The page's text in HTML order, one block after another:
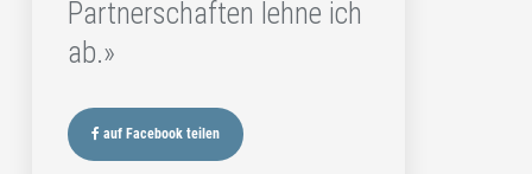
Partnerschaften lehne ich
ab.»
auf Facebook teilen